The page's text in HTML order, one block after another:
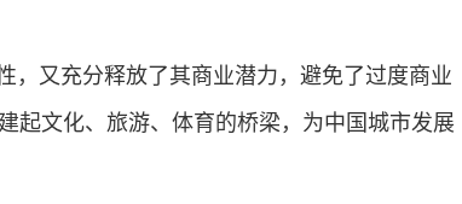
，又充分释放了其商业潜力，避免了过度商业
起文化、旅游、体育的桥梁，为中国城市发展